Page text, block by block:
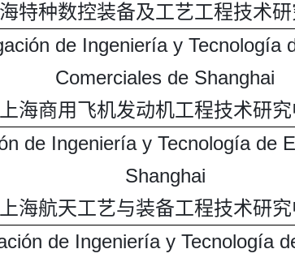
海特种数控装备及工艺工程技术研
de Ingeniería y Tecnología
Comerciales de Shanghai
上海商用飞机发动机工程技术研究
de Ingeniería y Tecnología de
Shanghai
上海航天工艺与装备工程技术研究
de Ingeniería y Tecnología